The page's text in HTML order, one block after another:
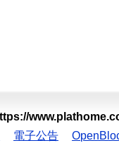
電子公告